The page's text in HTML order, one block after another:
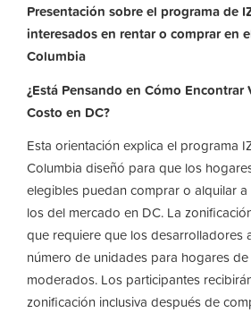
Presentación sobre el programa de
interesados en rentar o comprar en
Columbia
¿Está Pensando en Cómo Encontrar
Costo en DC?
Esta orientación explica el programa
Columbia diseñó para que los
elegibles puedan comprar o alquilar
los del mercado en DC. La
que requiere que los desarrolladores
número de unidades para hogares
moderados. Los participantes
zonificación inclusiva después de